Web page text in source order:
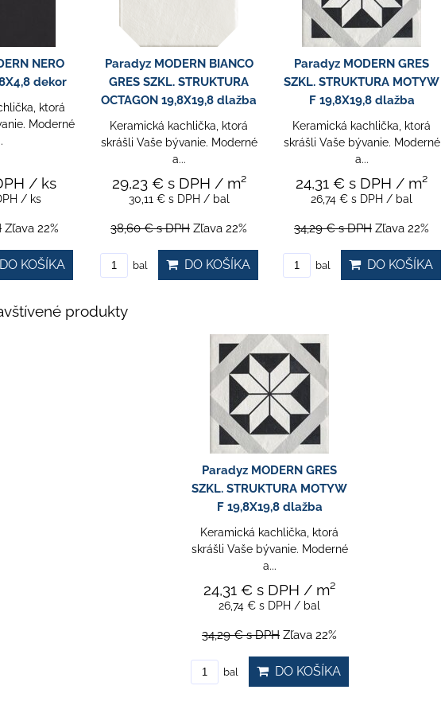
BIANCO
dlažba
ktorá
Moderné
/ m²
/ bal
Zľava 22%
DO KOŠÍKA
Paradyz MODERN GRES
SZKL. STRUKTURA MOTYW
C 19,8X19,8 dlažba
Keramická kachlička, ktorá
skrášli Vaše bývanie. Moderné
a...
24,31 € s DPH/ m²
26,74 € s DPH / bal
34,29 €s DPH Zľava 22%
bal DO KOŠÍKA
Paradyz MODERN GRES
SZKL. STRUKTURA MOTYW
D 19,8X19,8 dlažba
Keramická kachlička, ktorá
skrášli Vaše bývanie. Moderné
a...
24,31 € s DPH / m²
26,74 € s DPH / bal
34,29 €s DPH Zľava 22%
bal DO KOŠÍKA
produkty
Paradyz MODERN GRES
SZKL. STRUKTURA MOTYW
F 19,8X19,8 dlažba
Keramická kachlička, ktorá
skrášli Vaše bývanie. Moderné
a...
24,31 € s DPH / m²
26,74 € s DPH / bal
34,29 €s DPH Zľava 22%
bal DO KOŠÍKA